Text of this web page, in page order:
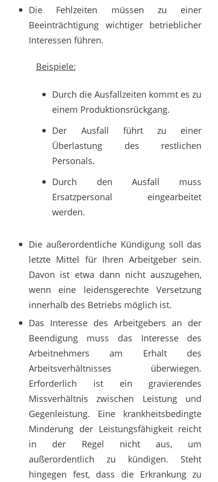
Die Fehlzeiten müssen zu einer
Beeinträchtigung wichtiger betrieblicher
Interessen führen.
Beispiele:
Durch die Ausfallzeiten kommt es zu
einem Produktionsrückgang.
Der Ausfall führt zu einer
Überlastung des restlichen
Personals.
Durch den Ausfall muss
Ersatzpersonal eingearbeitet
werden.
Die außerordentliche Kündigung soll das
letzte Mittel für Ihren Arbeitgeber sein.
Davon ist etwa dann nicht auszugehen,
wenn eine leidensgerechte Versetzung
innerhalb des Betriebs möglich ist.
Das Interesse des Arbeitgebers an der
Beendigung muss das Interesse des
Arbeitnehmers am Erhalt des
Arbeitsverhältnisses überwiegen.
Erforderlich ist ein gravierendes
Missverhältnis zwischen Leistung und
Gegenleistung. Eine krankheitsbedingte
Minderung der Leistungsfähigkeit reicht
in der Regel nicht aus, um
außerordentlich zu kündigen. Steht
hingegen fest, dass die Erkrankung zu